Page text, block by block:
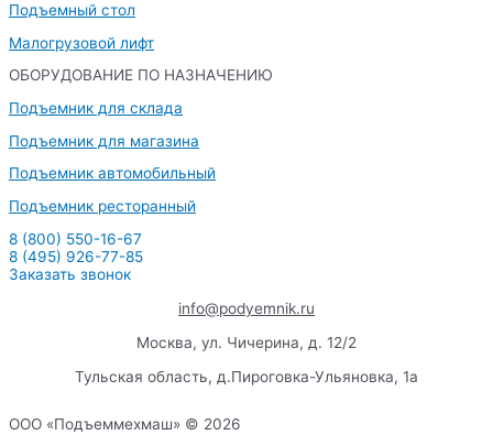
Подъемный стол
Малогрузовой лифт
ОБОРУДОВАНИЕ ПО НАЗНАЧЕНИЮ
Подъемник для склада
Подъемник для магазина
Подъемник автомобильный
Подъемник ресторанный
8 (800) 550-16-67
8 (495) 926-77-85
Заказать звонок
info@podyemnik.ru
Москва, ул. Чичерина, д. 12/2
Тульская область, д.Пироговка-Ульяновка, 1а
ООО «Подъеммехмаш» © 2026